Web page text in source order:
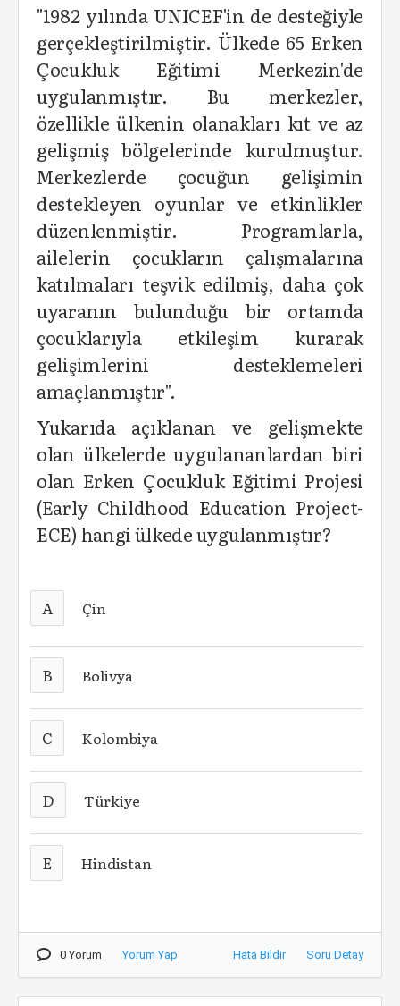
"1982 yılında UNICEF'in de desteğiyle
gerçekleştirilmiştir. Ülkede 65 Erken
Çocukluk Eğitimi Merkezin'de
uygulanmıştır. Bu merkezler,
özellikle ülkenin olanakları kıt ve az
gelişmiş bölgelerinde kurulmuştur.
Merkezlerde çocuğun gelişimin
destekleyen oyunlar ve etkinlikler
düzenlenmiştir. Programlarla,
ailelerin çocukların çalışmalarına
katılmaları teşvik edilmiş, daha çok
uyaranın bulunduğu bir ortamda
çocuklarıyla etkileşim kurarak
gelişimlerini desteklemeleri
amaçlanmıştır".
Yukarıda açıklanan ve gelişmekte
olan ülkelerde uygulananlardan biri
olan Erken Çocukluk Eğitimi Projesi
(Early Childhood Education Project-
ECE) hangi ülkede uygulanmıştır?
A Çin
B Bolivya
C Kolombiya
D Türkiye
E Hindistan
0 Yorum Yorum Yap Hata Bildir Soru Detay